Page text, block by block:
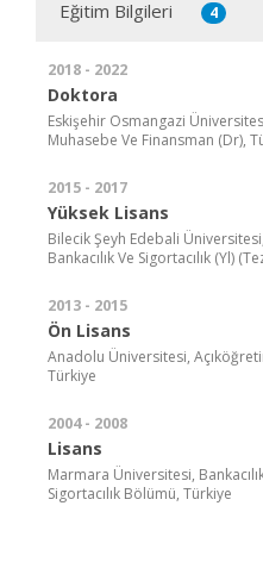
Eğitim Bilgileri 4
2018 - 2022
Doktora
Eskişehir Osmangazi
Muhasebe Ve Finansman (Dr),
2015 - 2017
Yüksek Lisans
Bilecik Şeyh Edebali Üniversitesi,
Bankacılık Ve Sigortacılık (Yl)
2013 - 2015
Ön Lisans
Anadolu Üniversitesi,
Türkiye
2004 - 2008
Lisans
Marmara Üniversitesi,
Sigortacılık Bölümü, Türkiye